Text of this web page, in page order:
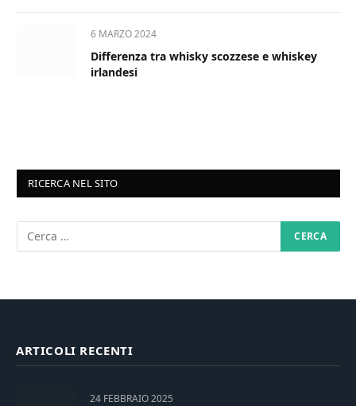
6 MARZO 2024
Differenza tra whisky scozzese e whiskey
irlandesi
RICERCA NEL SITO
ARTICOLI RECENTI
24 FEBBRAIO 2025